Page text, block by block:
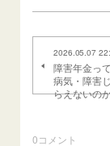
2026.05.07
障害年金っ
病気・障害
らえないの
0コメント